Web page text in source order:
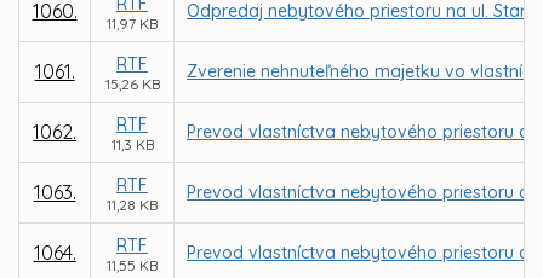
1060.
11,97 KB
Odpredaj nebytového priestoru na ul.
1061. RTF
15,26 KB
Zverenie nehnuteľného majetku vo
1062. RTF
11,3 KB
Prevod vlastníctva nebytového priestoru a
1063. RTF
11,28 KB
Prevod vlastníctva nebytového priestoru a
1064. RTF
11,55 KB
Prevod vlastníctva nebytového priestoru a